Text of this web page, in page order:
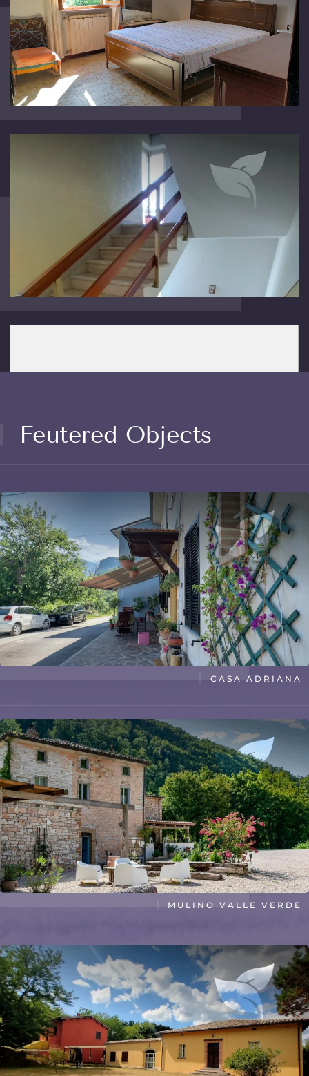
TITLE
Feutered Objects
CASA ADRIANA
MULINO VALLE VERDE